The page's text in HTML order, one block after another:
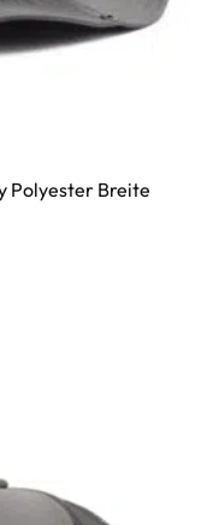
Polyester Breite